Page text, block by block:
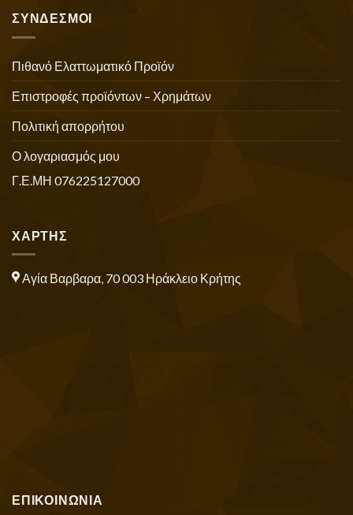
ΣΥΝΔΕΣΜΟΙ
Πιθανό Ελαττωματικό Προϊόν
Επιστροφές προϊόντων – Χρημάτων
Πολιτική απορρήτου
Ο λογαριασμός μου
Γ.Ε.ΜΗ 076225127000
ΧΑΡΤΗΣ
Αγία Βαρβαρα, 70 003 Ηράκλειο Κρήτης
ΕΠΙΚΟΙΝΩΝΙΑ